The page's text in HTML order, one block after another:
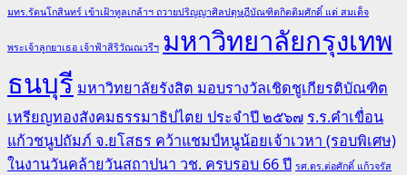
มทร.รัตนโกสินทร์ เข้าเฝ้าทูลเกล้าฯ ถวายปริญญาศิลปดุษฎีบัณฑิตกิตติมศักดิ์ แด่ สมเด็จ
พระเจ้าลูกยาเธอ เจ้าฟ้าสิริวัณณวรีฯ มหาวิทยาลัยกรุงเทพ
ธนบุรี มหาวิทยาลัยรังสิต มอบรางวัลเชิดชูเกียรติบัณฑิต
เหรียญทองสังคมธรรมาธิปไตย ประจำปี ๒๕๖๗ ร.ร.คำเขื่อน
แก้วชนูปถัมภ์ จ.ยโสธร คว้าแชมป์หนูน้อยเจ้าเวหา (รอบพิเศษ)
ในงานวันคล้ายวันสถาปนา วช. ครบรอบ 66 ปี รศ.ดร.ต่อศักดิ์ แก้วจรัส